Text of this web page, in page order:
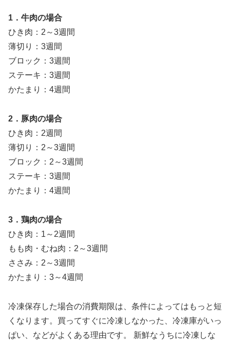
1．牛肉の場合
ひき肉：2～3週間
薄切り：3週間
ブロック：3週間
ステーキ：3週間
かたまり：4週間
2．豚肉の場合
ひき肉：2週間
薄切り：2～3週間
ブロック：2～3週間
ステーキ：3週間
かたまり：4週間
3．鶏肉の場合
ひき肉：1～2週間
もも肉・むね肉：2～3週間
ささみ：2～3週間
かたまり：3～4週間
冷凍保存した場合の消費期限は、条件によってはもっと短
くなります。買ってすぐに冷凍しなかった、冷凍庫がいっ
ぱい、などがよくある理由です。 新鮮なうちに冷凍しな